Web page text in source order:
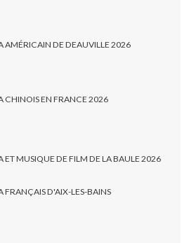
AMÉRICAIN DE DEAUVILLE 2026
CHINOIS EN FRANCE 2026
ET MUSIQUE DE FILM DE LA BAULE 2026
FRANÇAIS D'AIX-LES-BAINS